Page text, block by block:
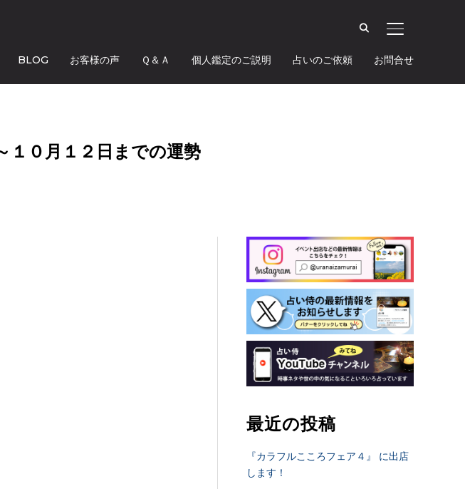
サイドバーと
BLOG お客様の声 Ｑ＆Ａ 個人鑑定のご説明 占いのご依頼 お問合せ
０月１２日までの運勢
最近の投稿
『カラフルこころフェア４』 に出店
します！